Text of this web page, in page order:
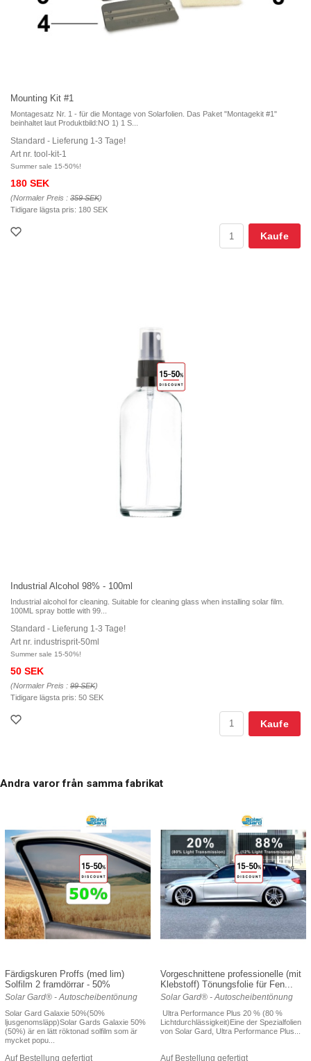
Mounting Kit #1
Montagesatz Nr. 1 - für die Montage von Solarfolien. Das Paket "Montagekit #1"
beinhaltet laut Produktbild:NO 1) 1 S...
Standard - Lieferung 1-3 Tage!
Art nr. tool-kit-1
Summer sale 15-50%!
180 SEK
(Normaler Preis : 359 SEK)
Tidigare lägsta pris: 180 SEK
Kaufe
Industrial Alcohol 98% - 100ml
Industrial alcohol for cleaning. Suitable for cleaning glass when installing solar film.
100ML spray bottle with 99...
Standard - Lieferung 1-3 Tage!
Art nr. industrisprit-50ml
Summer sale 15-50%!
50 SEK
(Normaler Preis : 99 SEK)
Tidigare lägsta pris: 50 SEK
Kaufe
Andra varor från samma fabrikat
Färdigskuren Proffs (med lim)
Solfilm 2 framdörrar - 50%
Solar Gard® - Autoscheibentönung
Solar Gard Galaxie 50%(50%
ljusgenomsläpp)Solar Gards Galaxie 50%
(50%) är en lätt röktonad solfilm som är
mycket popu...
Auf Bestellung gefertigt
Vorgeschnittene professionelle (mit
Klebstoff) Tönungsfolie für Fen...
Solar Gard® - Autoscheibentönung
Ultra Performance Plus 20 % (80 %
Lichtdurchlässigkeit)Eine der Spezialfolien
von Solar Gard, Ultra Performance Plus...
Auf Bestellung gefertigt